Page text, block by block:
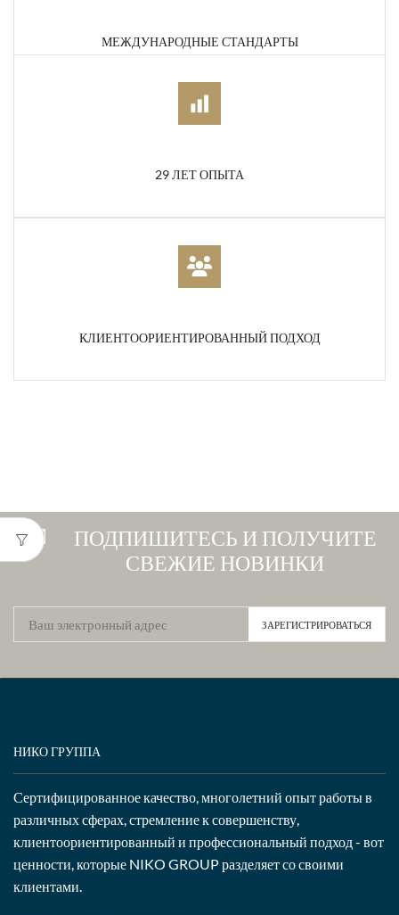
МЕЖДУНАРОДНЫЕ СТАНДАРТЫ
29 ЛЕТ ОПЫТА
КЛИЕНТООРИЕНТИРОВАННЫЙ ПОДХОД
ПОДПИШИТЕСЬ И ПОЛУЧИТЕ
СВЕЖИЕ НОВИНКИ
НИКО ГРУППА
Сертифицированное качество, многолетний опыт работы в
различных сферах, стремление к совершенству,
клиентоориентированный и профессиональный подход - вот
ценности, которые NIKO GROUP разделяет со своими
клиентами.